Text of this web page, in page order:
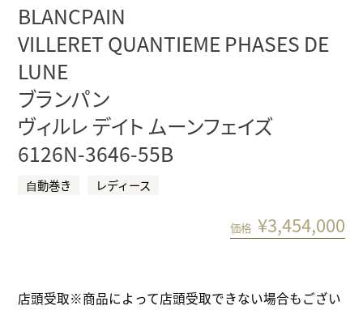
BLANCPAIN
VILLERET QUANTIEME PHASES DE
LUNE
ブランパン
ヴィルレ デイト ムーンフェイズ
6126N-3646-55B
⾃動巻き レディース
価格 ¥3,454,000
店頭受取※商品によって店頭受取できない場合もござい